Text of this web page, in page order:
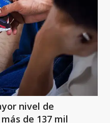
nivel de
de 137 mil